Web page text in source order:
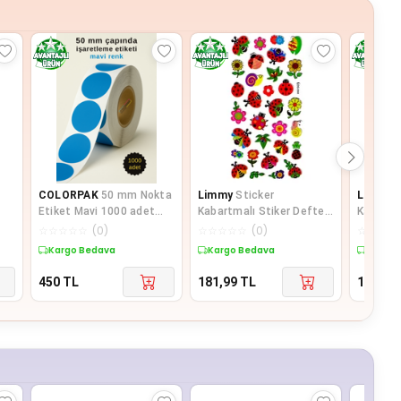
COLORPAK 50 mm Nokta
Etiket Mavi 1000 adet
İşaretleme Etiketi
(0)
Kargo Bedava
450 TL
Limmy Sticker
Kabartmalı Stiker Defter
Planlayıcı Etiket
(Ldg044)-17x9
(0)
Kargo Bedava
181,99 TL
Limmy
etiket
182,49